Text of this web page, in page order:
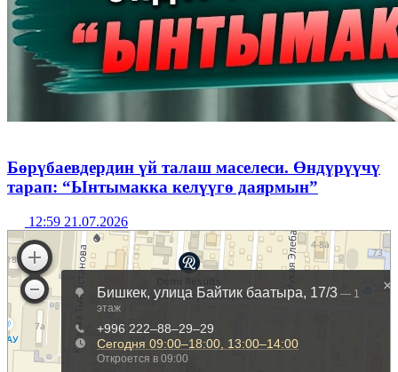
Бөрүбаевдердин үй талаш маселеси. Өндүрүүчү
тарап: “Ынтымакка келүүгө даярмын”
12:59 21.07.2026